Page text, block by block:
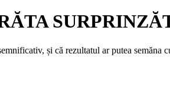
și că rezultatul ar putea semăna